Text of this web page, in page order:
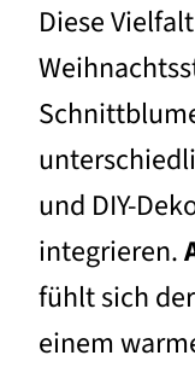
Diese
und DIY-
integrieren.
fühlt sich
einem